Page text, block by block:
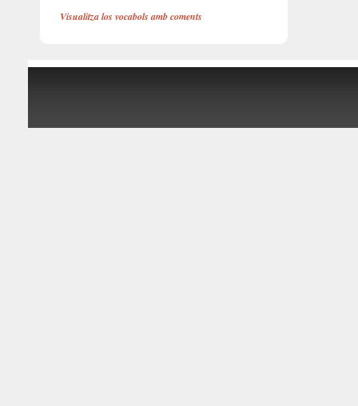
Visualitza los vocabols amb coments